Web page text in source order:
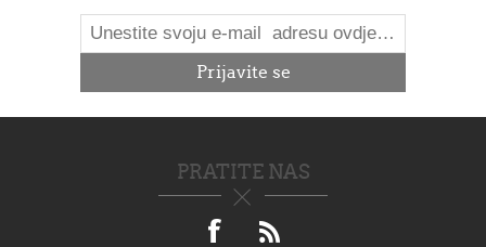
PRATITE NAS